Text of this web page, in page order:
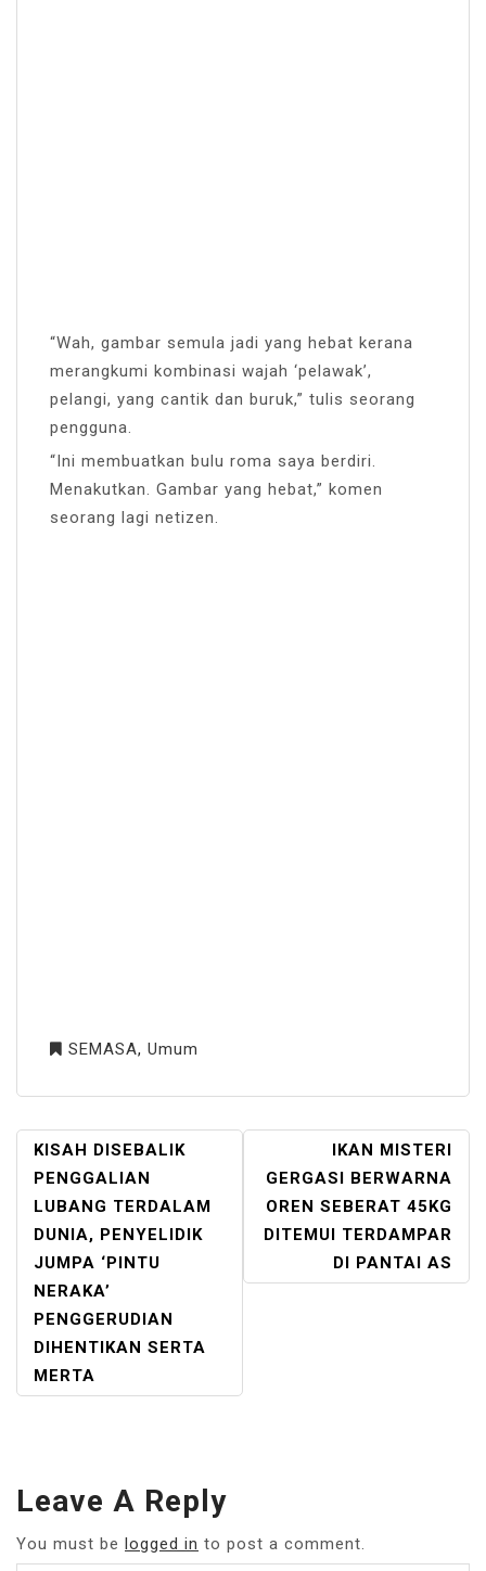
“Wah, gambar semula jadi yang hebat kerana
merangkumi kombinasi wajah ‘pelawak’,
pelangi, yang cantik dan buruk,” tulis seorang
pengguna.
“Ini membuatkan bulu roma saya berdiri.
Menakutkan. Gambar yang hebat,” komen
seorang lagi netizen.
SEMASA, Umum
POST
NAVIGATION
KISAH DISEBALIK
PENGGALIAN
LUBANG TERDALAM
DUNIA, PENYELIDIK
JUMPA ‘PINTU
NERAKA’
PENGGERUDIAN
DIHENTIKAN SERTA
MERTA
IKAN MISTERI
GERGASI BERWARNA
OREN SEBERAT 45KG
DITEMUI TERDAMPAR
DI PANTAI AS
Leave A Reply
You must be logged in to post a comment.